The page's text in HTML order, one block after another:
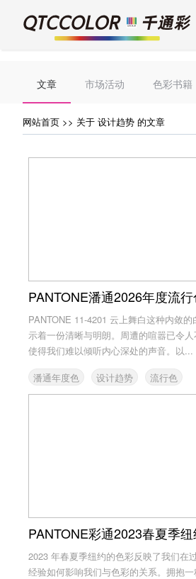
文章 市场活动 色彩书籍
网站首页 >> 关于 设计趋势 的文章
PANTONE 11-4201 云上舞白这种内敛的
示着一份清晰与明朗。周遭的喧嚣已令人
使得我们难以倾听内心深处的声音。以...
潘通年度色
设计趋势
流行色
PANTONE
2023 年春夏季纽约的色彩反映了我们在
经验如何影响我们与色彩的关系。拥抱